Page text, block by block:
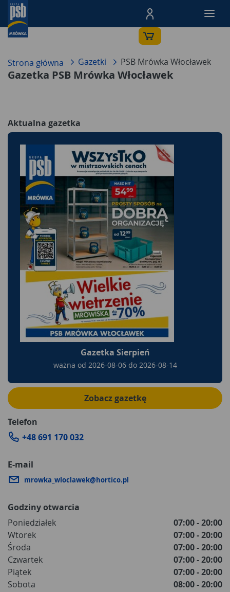
Menu Produktów,
Strona główna Gazetki PSB Mrówka Włocławek
Gazetka PSB Mrówka Włocławek
Aktualna gazetka
Gazetka Sierpień
ważna od 2026-08-06do 2026-08-14
Zobacz gazetkę
Telefon
+48 691 170 032
E-mail
mrowka_wloclawek@hortico.pl
Godziny otwarcia
Poniedziałek
07:00 - 20:00
Wtorek
07:00 - 20:00
Środa
07:00 - 20:00
Czwartek
07:00 - 20:00
Piątek
07:00 - 20:00
Sobota
08:00 - 20:00